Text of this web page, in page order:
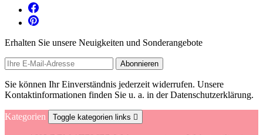
Erhalten Sie unsere Neuigkeiten und Sonderangebote
Sie können Ihr Einverständnis jederzeit widerrufen. Unsere
Kontaktinformationen finden Sie u. a. in der Datenschutzerklärung.
Kategorien Toggle kategorien links 